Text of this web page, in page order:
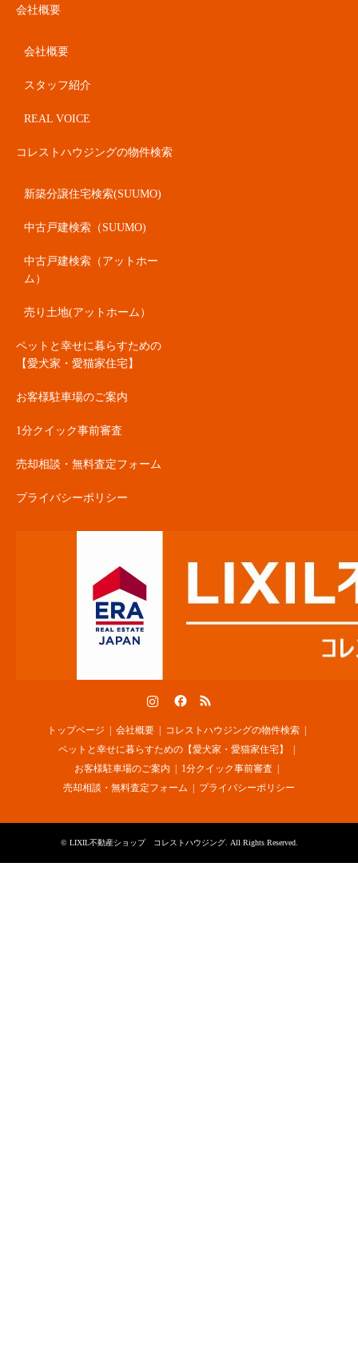
会社概要
会社概要
スタッフ紹介
REAL VOICE
コレストハウジングの物件検索
新築分譲住宅検索(SUUMO)
中古戸建検索（SUUMO)
中古戸建検索（アットホー
ム）
売り土地(アットホーム）
ペットと幸せに暮らすための
【愛犬家・愛猫家住宅】
お客様駐車場のご案内
1分クイック事前審査
売却相談・無料査定フォーム
プライバシーポリシー
トップページ 会社概要
コレストハウジングの物件検索
ペットと幸せに暮らすための【愛犬家・愛猫家住宅】
お客様駐車場のご案内
1分クイック事前審査
売却相談・無料査定フォーム
プライバシーポリシー
© LIXIL不動産ショップ コレストハウジング. All Rights Reserved.